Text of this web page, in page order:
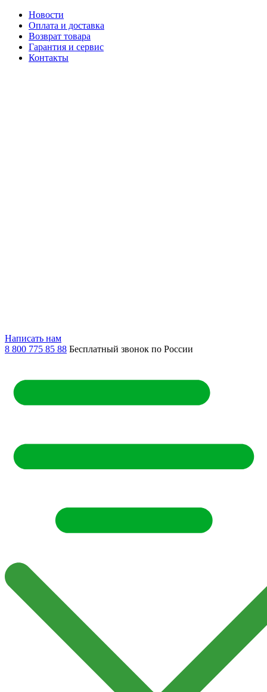
Новости
Оплата и доставка
Возврат товара
Гарантия и сервис
Контакты
Написать нам
8 800 775 85 88 Бесплатный звонок по России